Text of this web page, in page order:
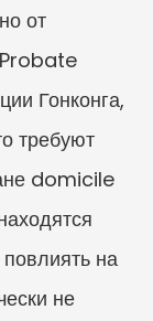
от
Probate
Гонконга,
требуют
domicile
на
не